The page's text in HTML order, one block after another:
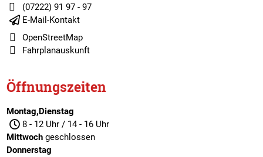
(07222) 91 97 - 97
E-Mail-Kontakt
OpenStreetMap
Fahrplanauskunft
Öffnungszeiten
Montag,Dienstag
8 - 12 Uhr / 14 - 16 Uhr
Mittwochgeschlossen
Donnerstag